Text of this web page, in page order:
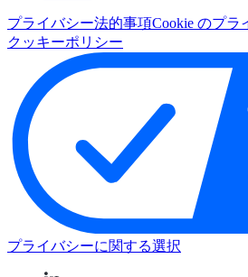
プライバシー法的事項Cookie のプラ
クッキーポリシー
プライバシーに関する選択